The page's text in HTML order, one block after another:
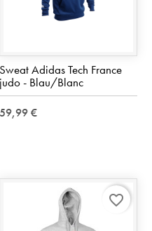
Sweat Adidas Tech France
judo - Blau/Blanc
59,99 €
favorite_border